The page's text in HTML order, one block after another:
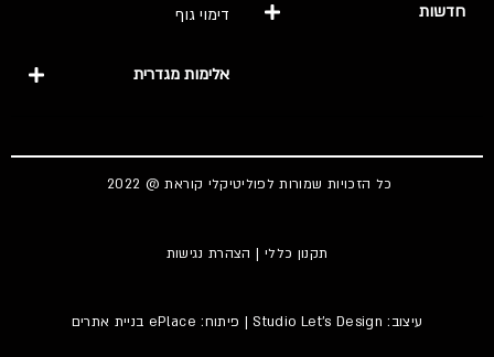
חדשות דימוי גוף
אלימות מגדרית
כל הזכויות שמורות לפוליטיקלי קוראת @ 2022
תקנון כללי | הצהרת נגישות
עיצוב: Studio Let's Design| פיתוח: ePlace בניית אתרים